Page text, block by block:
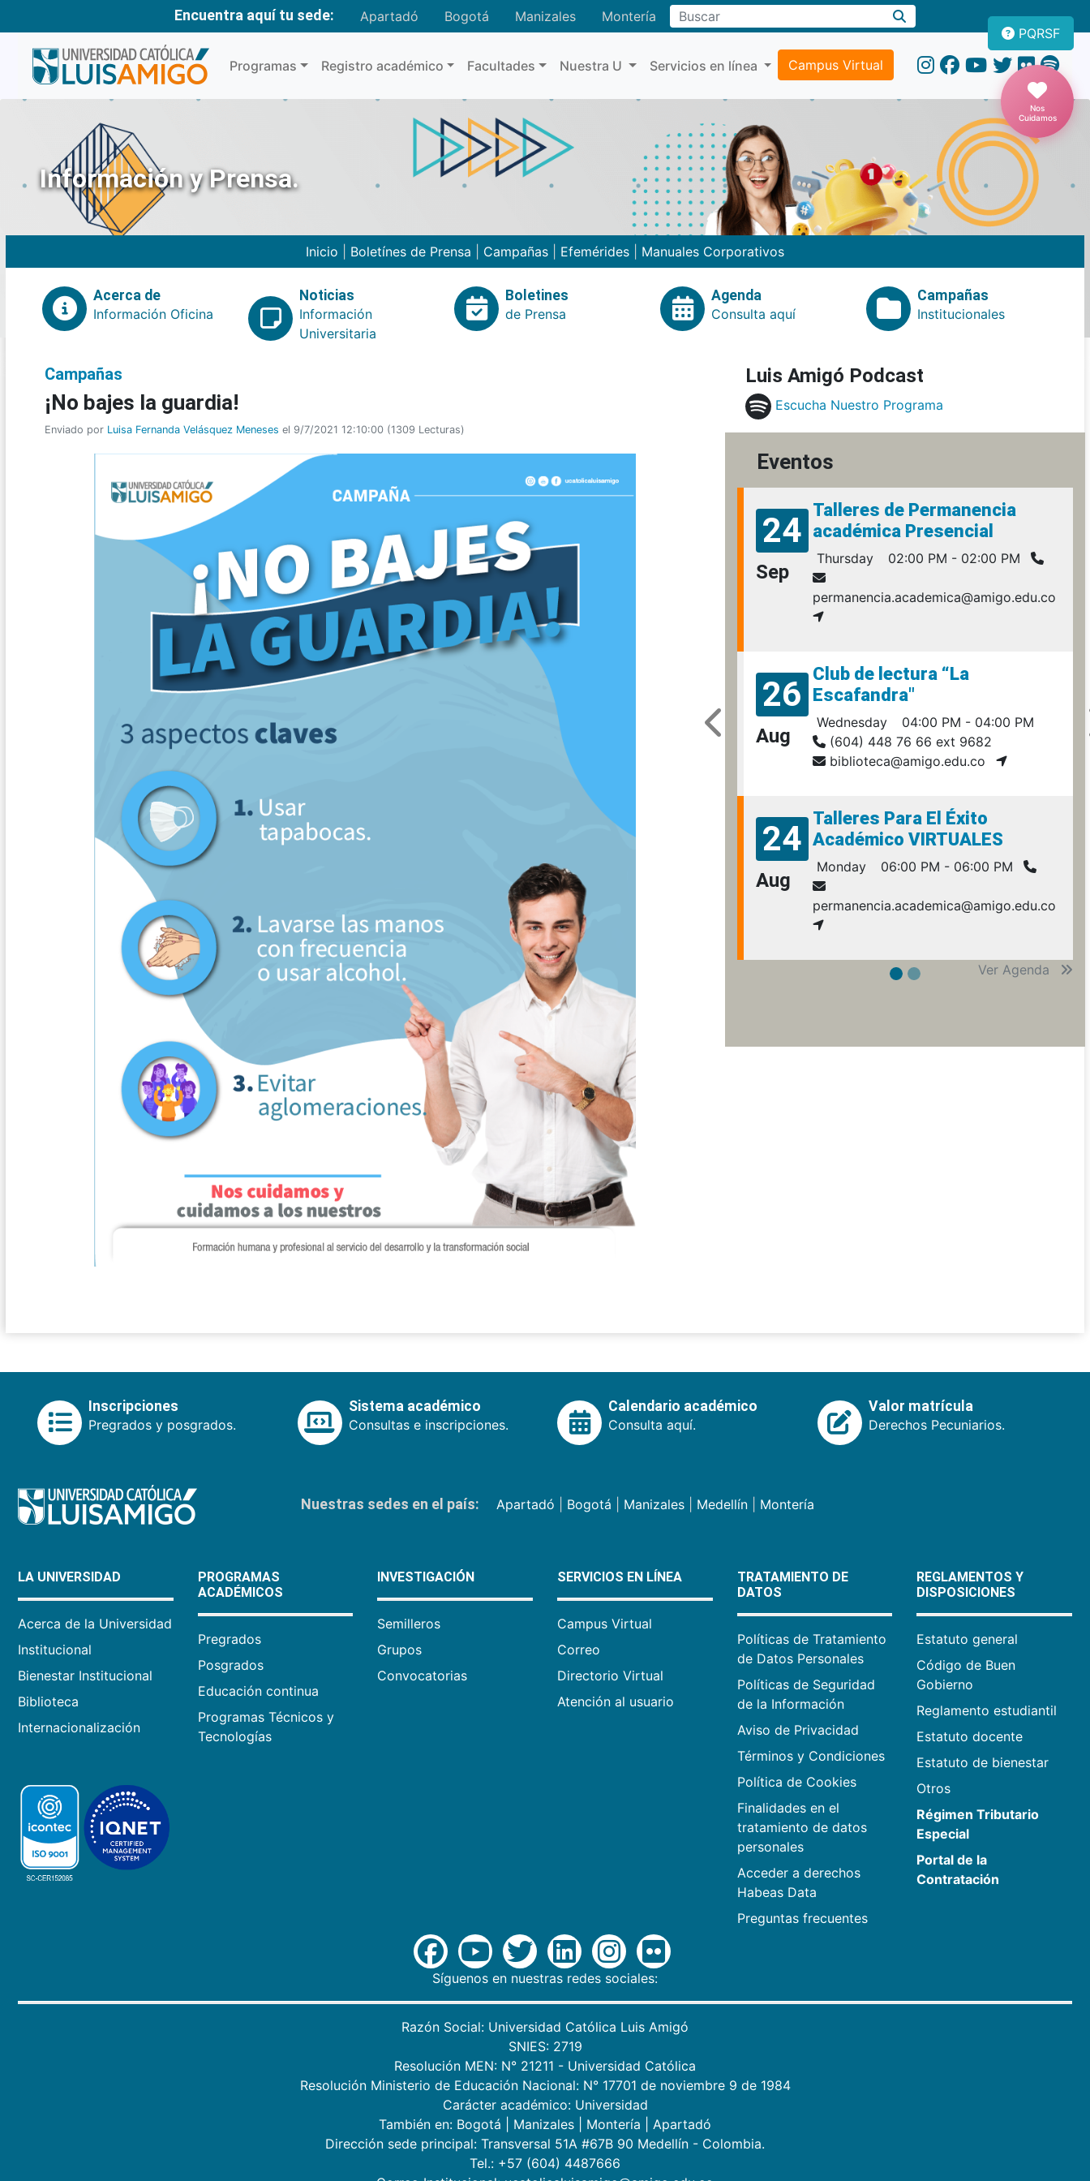
Encuentra aquí tu sede: Apartadó Bogotá Manizales MonteríaBuscar
Programas Registro académico Facultades Nuestra U Servicios en línea Campus Virtual
PQRSF
Nos
Cuidamos
Información y Prensa.
Inicio Boletínes de Prensa Campañas Efemérides Manuales Corporativos
Acerca de
Información Oficina
Noticias
Información
Universitaria
Boletines
de Prensa
Agenda
Consulta aquí
Campañas
Institucionales
Campañas
¡No bajes la guardia!
Enviado por Luisa Fernanda Velásquez Meneses el 9/7/2021 12:10:00 (1309 Lecturas)
Luis Amigó Podcast
Escucha Nuestro Programa
Eventos
24
Sep
Talleres de Permanencia
académica Presencial
Thursday 02:00 PM - 02:00 PM
permanencia.academica@amigo.edu.co
26
Aug
Club de lectura “La
Escafandra"
Wednesday
04:00 PM - 04:00 PM
(604) 448 76 66 ext 9682
biblioteca@amigo.edu.co
24
Aug
Talleres Para El Éxito
Académico VIRTUALES
Monday 06:00 PM - 06:00 PM
permanencia.academica@amigo.edu.co
Ver Agenda
Inscripciones
Pregrados y posgrados.
Sistema académico
Consultas e inscripciones.
Calendario académico
Consulta aquí.
Valor matrícula
Derechos Pecuniarios.
Nuestras sedes en el país: Apartadó Bogotá Manizales| Medellín| Montería
LA UNIVERSIDAD
Acerca de la Universidad
Institucional
Bienestar Institucional
Biblioteca
Internacionalización
PROGRAMAS
ACADÉMICOS
Pregrados
Posgrados
Educación continua
Programas Técnicos y
Tecnologías
INVESTIGACIÓN
Semilleros
Grupos
Convocatorias
SERVICIOS EN LÍNEA
Campus Virtual
Correo
Directorio Virtual
Atención al usuario
TRATAMIENTO DE
DATOS
Políticas de Tratamiento
de Datos Personales
Políticas de Seguridad
de la Información
Aviso de Privacidad
Términos y Condiciones
Política de Cookies
Finalidades en el
tratamiento de datos
personales
Acceder a derechos
Habeas Data
Preguntas frecuentes
REGLAMENTOS Y
DISPOSICIONES
Estatuto general
Código de Buen
Gobierno
Reglamento estudiantil
Estatuto docente
Estatuto de bienestar
Otros
Régimen Tributario
Especial
Portal de la
Contratación
Síguenos en nuestras redes sociales:
Razón Social: Universidad Católica Luis Amigó
SNIES: 2719
Resolución MEN: N° 21211 - Universidad Católica
Resolución Ministerio de Educación Nacional: N° 17701 de noviembre 9 de 1984
Carácter académico: Universidad
También en: Bogotá Manizales Montería
Apartadó
Dirección sede principal: Transversal 51A #67B 90 Medellín - Colombia.
Tel.: +57 (604) 4487666